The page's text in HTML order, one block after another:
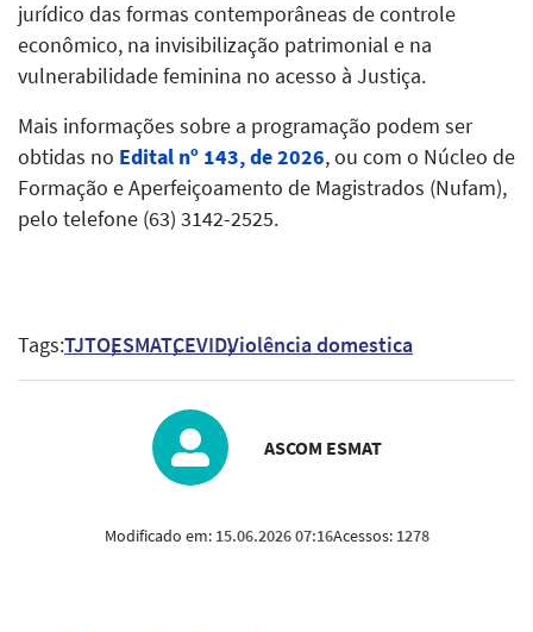
jurídico das formas contemporâneas de controle
econômico, na invisibilização patrimonial e na
vulnerabilidade feminina no acesso à Justiça.
Mais informações sobre a programação podem ser
obtidas no Edital nº 143, de 2026, ou com o Núcleo de
Formação e Aperfeiçoamento de Magistrados (Nufam),
pelo telefone (63) 3142-2525.
Tags:TJTOESMATCEVIDViolência domestica
ASCOM ESMAT
Modificado em: 15.06.2026 07:16Acessos: 1278